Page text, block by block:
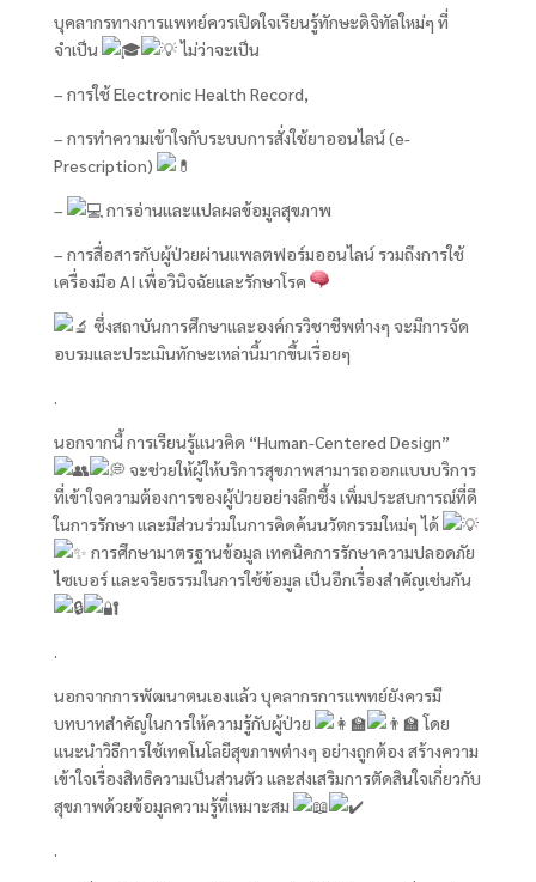
บุคลากรทางการแพทย์ควรเปิดใจเรียนรู้ทักษะดิจิทัลใหม่ๆ ที่
จำเป็น
ไม่ว่าจะเป็น
– การใช้ Electronic Health Record,
– การทำความเข้าใจกับระบบการสั่งใช้ยาออนไลน์ (e-
Prescription)
– การอ่านและแปลผลข้อมูลสุขภาพ
– การสื่อสารกับผู้ป่วยผ่านแพลตฟอร์มออนไลน์ รวมถึงการใช้
เครื่องมือ AI เพื่อวินิจฉัยและรักษาโรค
ซึ่งสถาบันการศึกษาและองค์กรวิชาชีพต่างๆ จะมีการจัด
อบรมและประเมินทักษะเหล่านี้มากขึ้นเรื่อยๆ
.
นอกจากนี้ การเรียนรู้แนวคิด “Human-Centered Design”
จะช่วยให้ผู้ให้บริการสุขภาพสามารถออกแบบบริการ
ที่เข้าใจความต้องการของผู้ป่วยอย่างลึกซึ้ง เพิ่มประสบการณ์ที่ดี
ในการรักษา และมีส่วนร่วมในการคิดค้นนวัตกรรมใหม่ๆ ได้
การศึกษามาตรฐานข้อมูล เทคนิคการรักษาความปลอดภัย
ไซเบอร์ และจริยธรรมในการใช้ข้อมูล เป็นอีกเรื่องสำคัญเช่นกัน
.
นอกจากการพัฒนาตนเองแล้ว บุคลากรการแพทย์ยังควรมี
บทบาทสำคัญในการให้ความรู้กับผู้ป่วย
โดย
แนะนำวิธีการใช้เทคโนโลยีสุขภาพต่างๆ อย่างถูกต้อง สร้างความ
เข้าใจเรื่องสิทธิความเป็นส่วนตัว และส่งเสริมการตัดสินใจเกี่ยวกับ
สุขภาพด้วยข้อมูลความรู้ที่เหมาะสม
.